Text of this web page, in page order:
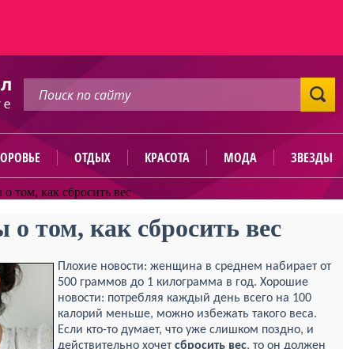
ОТДЫХ КРАСОТА МОДА ЗВЕЗДЫ
том, как сбросить вес
том, как сбросить вес
Плохие новости: женщина в среднем набирает от
500 граммов до 1 килограмма в год. Хорошие
новости: потребляя каждый день всего на 100
калорий меньше, можно избежать такого веса.
Если кто-то думает, что уже слишком поздно, и
действительно хочет сбросить вес, то он должен